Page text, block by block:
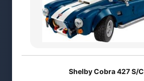
Shelby Cobra 427 S/C